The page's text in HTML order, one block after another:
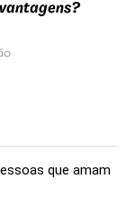
saúde mental
que amam